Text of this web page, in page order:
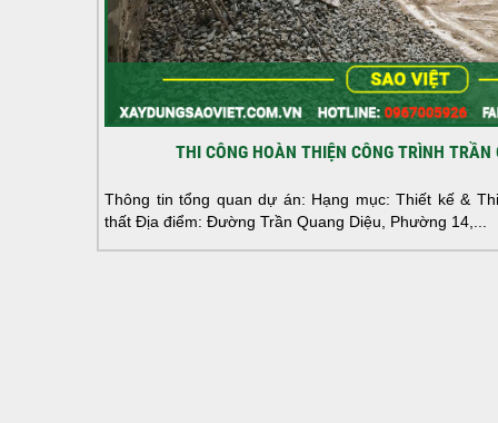
THI CÔNG HOÀN THIỆN CÔNG TRÌNH TRẦN
Thông tin tổng quan dự án: Hạng mục: Thiết kế &
thất Địa điểm: Đường Trần Quang Diệu, Phường 14,...